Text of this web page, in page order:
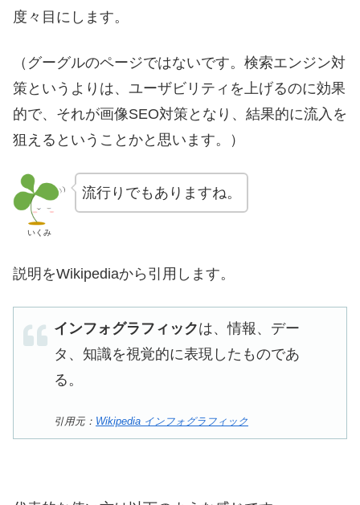
度々目にします。
（グーグルのページではないです。検索エンジン対
策というよりは、ユーザビリティを上げるのに効果
的で、それが画像SEO対策となり、結果的に流入を
狙えるということかと思います。）
いくみ
流行りでもありますね。
説明をWikipediaから引用します。
インフォグラフィックは、情報、デー
タ、知識を視覚的に表現したものであ
る。
引用元： Wikipedia インフォグラフィック